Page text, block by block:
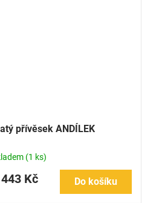
přívěsek ANDÍLEK
(1 ks)
Kč Do košíku